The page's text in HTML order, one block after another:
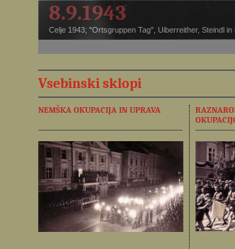
8.9.1943
Celje 1943; "Ortsgruppen Tag", Uiberreither, Steindl in
Vsebinski sklopi
NEMŠKA OKUPACIJA IN UPRAVA